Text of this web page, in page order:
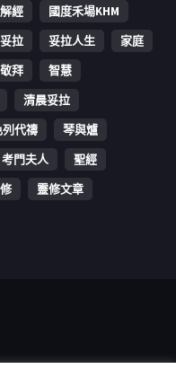
經
國度禾場KHM
妥拉 妥拉人生
家庭
敬拜
智慧
清晨妥拉
代禱
琴與爐
考門夫人
聖經
靈修文章